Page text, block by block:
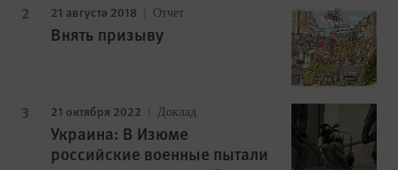
21 августа 2018 Отчет
Внять призыву
21 октября 2022 Доклад
Украина: В Изюме
российские военные пытали